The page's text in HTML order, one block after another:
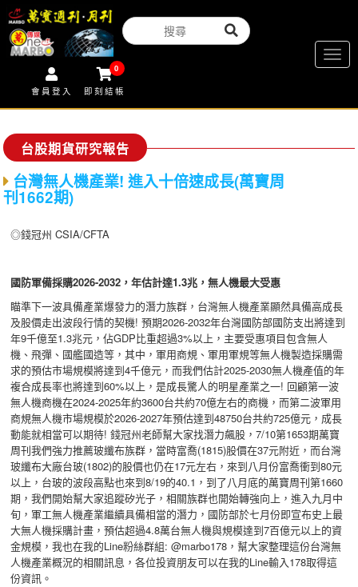
會員登入
0
即刻結帳
台股期貨研究報告
台灣無人機產業! 進入十倍速成長(萬寶周
刊1662期)
◎錢冠州 CSIA/CFTA
國防軍備採購2026-2032 ，年估計達1.3兆，無人機最大受惠
瞄準下一波具備產業爆發力的潛力族群，台灣無人機產業顯然具備高成長
及股價走出波段行情的契機! 預期2026-2032年台灣國防部國防支出將達到
年9千億至1.3兆元，佔GDP比重超過3%以上，主要受惠項目包含無人
機、飛彈、國艦國造等，其中，軍用商規、軍用軍規等無人機製造採購需
求的預估市場規模將達到4千億元，而我們估計2025-2030無人機產值的年
複合成長率也將達到60%以上，是成長驚人的明星產業之一! 回顧第一波
無人機商機在2024-2025年約3600台共約70億左右的商機，而第二波軍用
商規無人機市場規模於2026-2027年預估達到48750台共約725億元，成長
動能就相當可以期待! 錢冠州老師幫大家找潛力飆股，7/10第1653期萬寶
周刊我們強力推薦玻纖布族群，當時富喬(1815)股價在37元附近，而台灣
玻纖布大廠台玻(1802)的股價也仍在17元左右，來到八月份富喬衝到80元
以上，台玻的波段高點也來到8/19的40.1，到了八月底的萬寶周刊第1660
期，我們開始幫大家追蹤矽光子，相關族群也開始轉強向上，進入九月中
旬，軍工無人機產業繼續具備相當的潛力，國防部於七月份即宣布史上最
大無人機採購計畫，預估超過4.8萬台無人機與規模達到7百億元以上的資
金規模，我也在我的Line粉絲群組: @marbo178，幫大家整理這份台灣無
人機產業概況的相關訊息，各位投資朋友可以在我的Line輸入178取得這
份資訊。